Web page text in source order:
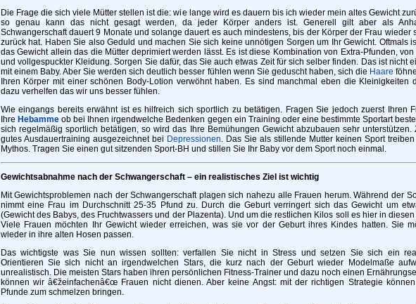
Die Frage die sich viele Mütter stellen ist die: wie lange wird es dauern bis ich wieder mein altes Gewicht
so genau kann das nicht gesagt werden, da jeder Körper anders ist. Generell gilt aber als
Schwangerschaft dauert 9 Monate und solange dauert es auch mindestens, bis der Körper der Frau wieder
zurück hat. Haben Sie also Geduld und machen Sie sich keine unnötigen Sorgen um Ihr Gewicht. Oftmals
das Gewicht allein das die Mütter deprimiert werden lässt. Es ist diese Kombination von Extra-Pfunden,
und vollgespuckter Kleidung. Sorgen Sie dafür, das Sie auch etwas Zeit für sich selber finden. Das ist nicht
mit einem Baby. Aber Sie werden sich deutlich besser fühlen wenn Sie geduscht haben, sich die Haare
Ihren Körper mit einer schönen Body-Lotion verwöhnt haben. Es sind manchmal eben die Kleinigkeiten
dazu verhelfen das wir uns besser fühlen.
Wie eingangs bereits erwähnt ist es hilfreich sich sportlich zu betätigen. Fragen Sie jedoch zuerst Ihren
Ihre Hebammeob bei Ihnen irgendwelche Bedenken gegen ein Training oder eine bestimmte Sportart
sich regelmäßig sportlich betätigen, so wird das Ihre Bemühungen Gewicht abzubauen sehr unterstützen.
gutes Ausdauertraining ausgezeichnet bei Depressionen . Das Sie als stillende Mutter keinen Sport
Mythos. Tragen Sie einen gut sitzenden Sport-BH und stillen Sie Ihr Baby vor dem Sport noch einmal.
Gewichtsabnahme nach der Schwangerschaft – ein realistisches Ziel ist wichtig
Mit Gewichtsproblemen nach der Schwangerschaft plagen sich nahezu alle Frauen herum. Während der
nimmt eine Frau im Durchschnitt 25-35 Pfund zu. Durch die Geburt verringert sich das Gewicht um
(Gewicht des Babys, des Fruchtwassers und der Plazenta). Und um die restlichen Kilos soll es hier in diesen
Viele Frauen möchten Ihr Gewicht wieder erreichen, was sie vor der Geburt ihres Kindes hatten. Sie
wieder in ihre alten Hosen passen.
Das wichtigste was Sie nun wissen sollten: verfallen Sie nicht in Stress und setzen Sie sich ein
Orientieren Sie sich nicht an irgendwelchen Stars, die kurz nach der Geburt wieder Modelmaße
unrealistisch. Die meisten Stars haben ihren persönlichen Fitness-Trainer und dazu noch einen
können wir â€žeinfachenâ€œ Frauen nicht dienen. Aber keine Angst: mit der richtigen Strategie
Pfunde zum schmelzen bringen.